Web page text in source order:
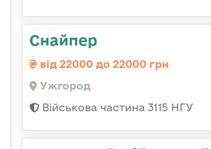
Снайпер
від 22000 до 22000 грн
Ужгород
Військова частина 3115 НГУ